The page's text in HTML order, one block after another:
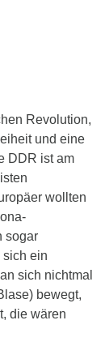
Revolution,
und eine
DDR ist am
wollten
sogar
ein
sich nichtmal
bewegt,
die wären